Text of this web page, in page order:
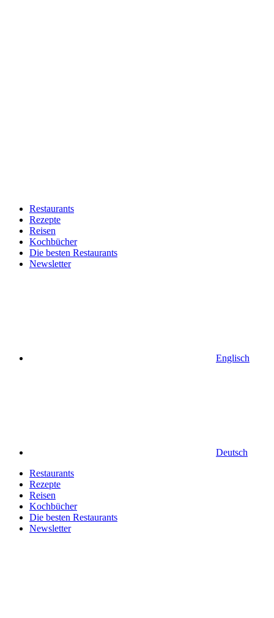
Restaurants
Rezepte
Reisen
Kochbücher
Die besten Restaurants
Newsletter
Englisch
Deutsch
Restaurants
Rezepte
Reisen
Kochbücher
Die besten Restaurants
Newsletter